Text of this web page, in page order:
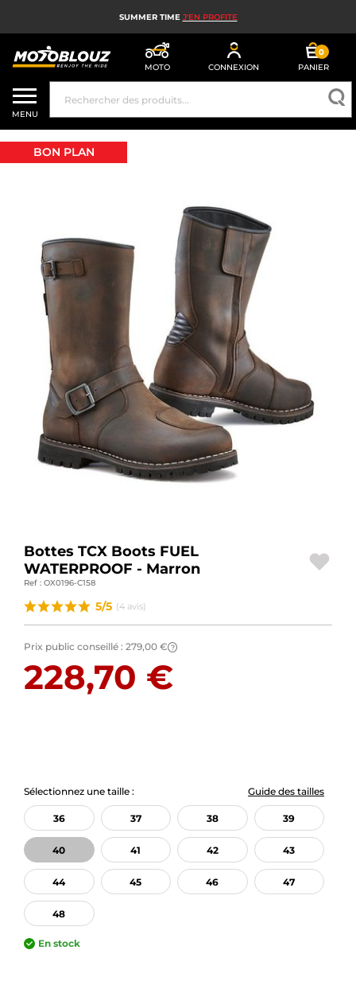
SUMMER TIME J'EN PROFITE
MOTO CONNEXION
0
PANIER
CASQUE MOTO
ÉQUIPEMENT MOTO HOMME
HIGH TECH MOTO
AIRBAG MOTO
PIÈCES MOTO ET OUTILLAGE
ACCESSOIRES MOTO
BAGAGERIE MOTO
PNEUS MOTO
SPORTSWEAR
BONS PLANS ET PROMO
FR | EUR € — MODIFIER
MARQUES
CONSEILS
MENU
BON PLAN
Bottes TCX Boots FUEL
WATERPROOF - Marron
Ref : OX0196-C158
5/5 (4 avis)
Prix public conseillé : 279,00 € ?
228,70 €
Sélectionnez une taille : Guide des tailles
36 37 38 39
40 41 42 43
44 45 46 47
48
En stock